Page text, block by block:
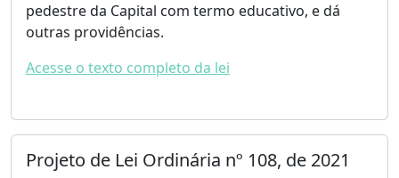
pedestre da Capital com termo educativo, e dá
outras providências.
Acesse o texto completo da lei
Projeto de Lei Ordinária nº 108, de 2021